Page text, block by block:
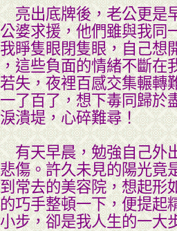
底牌後，老公更是早
婆求援，他們雖與我同
睜隻眼閉隻眼，自己想
這些負面的情緒不斷在
失，夜裡百感交集輾轉
了百了，想下毒同歸於
潰堤，心碎難尋！
早晨，勉強自己外出
傷。許久未見的陽光竟
常去的美容院，想起形
巧手整頓一下，便提起
步，卻是我人生的一大